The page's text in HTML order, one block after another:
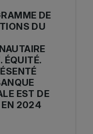
DE
DU
ÉQUITÉ.
EST DE
EN 2024